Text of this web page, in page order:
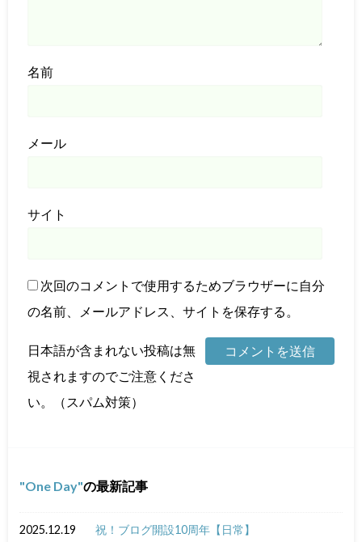
名前
メール
サイト
次回のコメントで使用するためブラウザーに自分
の名前、メールアドレス、サイトを保存する。
日本語が含まれない投稿は無
視されますのでご注意くださ
い。（スパム対策）
One Day の最新記事
2025.12.19 祝！ブログ開設10周年【日常】